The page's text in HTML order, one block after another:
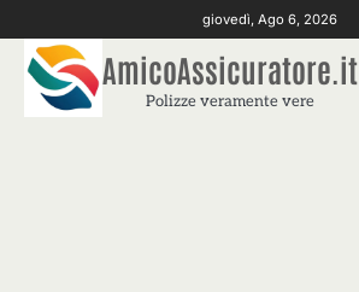
to
content
giovedì, Ago 6, 2026
AmicoAssicuratore.it
Polizze veramente vere